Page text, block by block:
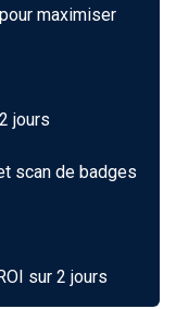
maximiser
jours
scan de badges
sur 2 jours